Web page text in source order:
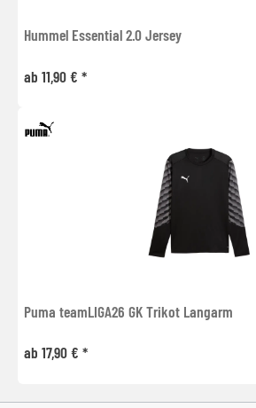
Hummel Essential 2.0 Jersey
ab 11,90 € *
Puma teamLIGA26 GK Trikot Langarm
ab 17,90 € *